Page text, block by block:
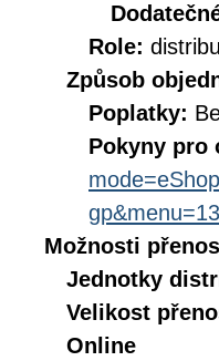
Role:
Způsob
Poplatky:
Pokyny pro
Možnosti
Jednotky
Velikost
Online